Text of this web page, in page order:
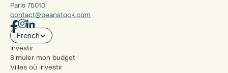
Paris 75010
contact@beanstock.com
Select Language
French
Investir
Simuler mon budget
Villes où investir